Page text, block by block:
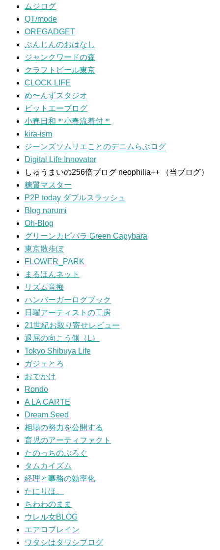
ムジログ
QT/mode
OREGADGET
ぶんじんのおはなし
ジャンクワードの森
クラフトビール東京
CLOCK LIFE
め〜んずスタジオ
ビットエーブログ
小春日和＊小春流着付＊
kira-ism
ジーンズソムリエことのデニムらぶログ
Digital Life Innovator
しゅうまいの256倍ブログ neophilia++ （当ブログ）
糖質マスター
P2P today ダブルスラッシュ
Blog narumi
Oh-Blog
グリーンカピバラ Green Capybara
東京散歩ぽ
FLOWER_PARK
まるほんネット
リズム音痴
ハンバーガーログブック
日曜アーティストの工房
21世紀お取り寄せレビュー
退屈の向こう側（L）
Tokyo Shibuya Life
ガジェとろ
おでかけ
Rondo
A LA CARTE
Dream Seed
相場の努力を公開する
育児のアーティファクト
たのっちのぶろぐ
タムカイズム
経理と事務の効率化
たにりほ。
ちわわのまま
ウレル女BLOG
エアロプレイン
ワタシはタワシブログ